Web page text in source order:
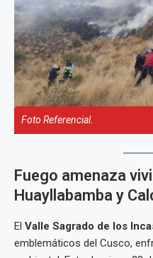
Foto Referencial.
Fuego amenaza
Huayllabamba y
El Valle Sagrado de los
emblemáticos del Cusco,